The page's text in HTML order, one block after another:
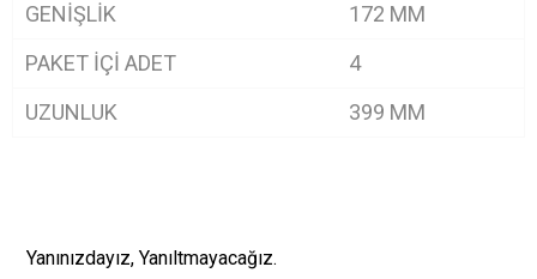
GENİŞLİK
172 MM
PAKET İÇİ ADET
4
UZUNLUK
399 MM
Yanınızdayız, Yanıltmayacağız.